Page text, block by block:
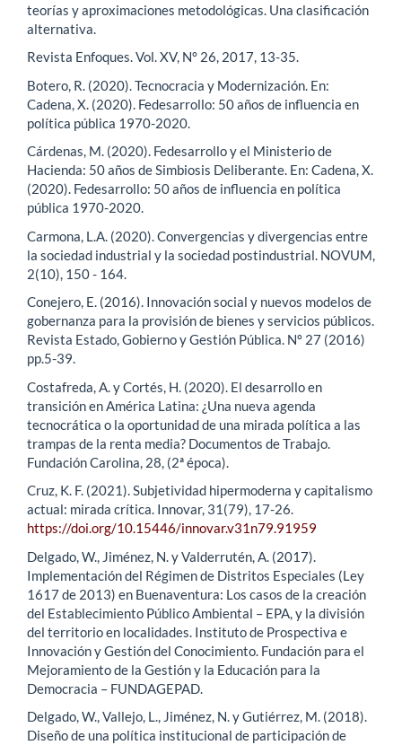
teorías y aproximaciones metodológicas. Una clasificación
alternativa.
Revista Enfoques. Vol. XV, N° 26, 2017, 13-35.
Botero, R. (2020). Tecnocracia y Modernización. En:
Cadena, X. (2020). Fedesarrollo: 50 años de influencia en
política pública 1970-2020.
Cárdenas, M. (2020). Fedesarrollo y el Ministerio de
Hacienda: 50 años de Simbiosis Deliberante. En: Cadena, X.
(2020). Fedesarrollo: 50 años de influencia en política
pública 1970-2020.
Carmona, L.A. (2020). Convergencias y divergencias entre
la sociedad industrial y la sociedad postindustrial. NOVUM,
2(10), 150 - 164.
Conejero, E. (2016). Innovación social y nuevos modelos de
gobernanza para la provisión de bienes y servicios públicos.
Revista Estado, Gobierno y Gestión Pública. Nº 27 (2016)
pp.5-39.
Costafreda, A. y Cortés, H. (2020). El desarrollo en
transición en América Latina: ¿Una nueva agenda
tecnocrática o la oportunidad de una mirada política a las
trampas de la renta media? Documentos de Trabajo.
Fundación Carolina, 28, (2ª época).
Cruz, K. F. (2021). Subjetividad hipermoderna y capitalismo
actual: mirada crítica. Innovar, 31(79), 17-26.
https://doi.org/10.15446/innovar.v31n79.91959
Delgado, W., Jiménez, N. y Valderrutén, A. (2017).
Implementación del Régimen de Distritos Especiales (Ley
1617 de 2013) en Buenaventura: Los casos de la creación
del Establecimiento Público Ambiental – EPA, y la división
del territorio en localidades. Instituto de Prospectiva e
Innovación y Gestión del Conocimiento. Fundación para el
Mejoramiento de la Gestión y la Educación para la
Democracia – FUNDAGEPAD.
Delgado, W., Vallejo, L., Jiménez, N. y Gutiérrez, M. (2018).
Diseño de una política institucional de participación de